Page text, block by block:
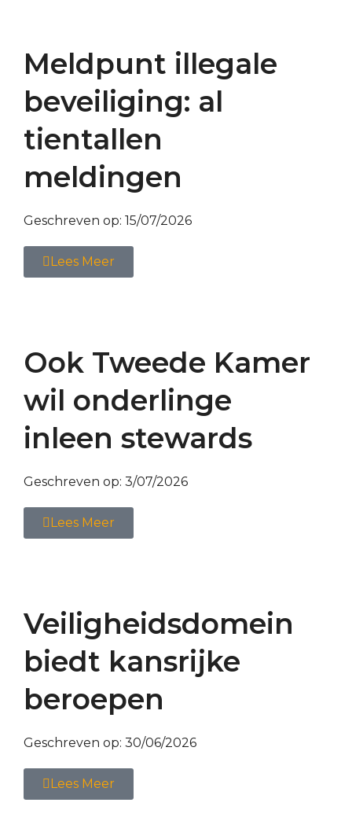
Meldpunt illegale
beveiliging: al
tientallen
meldingen
Geschreven op: 15/07/2026
Lees Meer
Ook Tweede Kamer
wil onderlinge
inleen stewards
Geschreven op: 3/07/2026
Lees Meer
Veiligheidsdomein
biedt kansrijke
beroepen
Geschreven op: 30/06/2026
Lees Meer